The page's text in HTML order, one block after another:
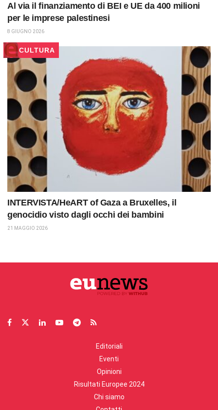
Al via il finanziamento di BEI e UE da 400 milioni
per le imprese palestinesi
8 GIUGNO 2026
CULTURA
INTERVISTA/HeART of Gaza a Bruxelles, il
genocidio visto dagli occhi dei bambini
21 MAGGIO 2026
Editoriali
Eventi
Opinioni
Risultati Europee 2024
Chi siamo